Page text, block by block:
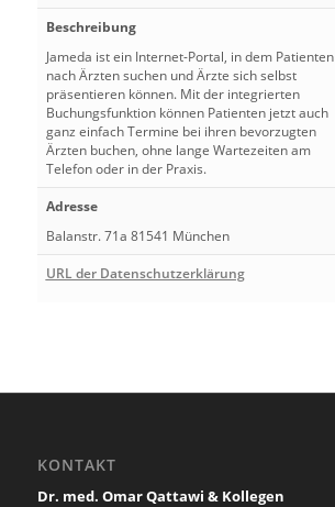
Beschreibung
Jameda ist ein Internet-Portal, in dem Patienten
nach Ärzten suchen und Ärzte sich selbst
präsentieren können. Mit der integrierten
Buchungsfunktion können Patienten jetzt auch
ganz einfach Termine bei ihren bevorzugten
Ärzten buchen, ohne lange Wartezeiten am
Telefon oder in der Praxis.
Adresse
Balanstr. 71a 81541 München
URL der Datenschutzerklärung
KONTAKT
Dr. med. Omar Qattawi & Kollegen